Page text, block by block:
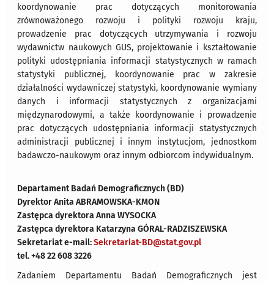
koordynowanie prac dotyczących monitorowania
zrównoważonego rozwoju i polityki rozwoju kraju,
prowadzenie prac dotyczących utrzymywania i rozwoju
wydawnictw naukowych GUS, projektowanie i kształtowanie
polityki udostępniania informacji statystycznych w ramach
statystyki publicznej, koordynowanie prac w zakresie
działalności wydawniczej statystyki, koordynowanie wymiany
danych i informacji statystycznych z organizacjami
międzynarodowymi, a także koordynowanie i prowadzenie
prac dotyczących udostępniania informacji statystycznych
administracji publicznej i innym instytucjom, jednostkom
badawczo-naukowym oraz innym odbiorcom indywidualnym.
Departament Badań Demograficznych (BD)
Dyrektor Anita ABRAMOWSKA-KMON
Zastępca dyrektora Anna WYSOCKA
Zastępca dyrektora Katarzyna GÓRAL-RADZISZEWSKA
Sekretariat e-mail:Sekretariat-BD@stat.gov.pl
tel. +48 22 608 3226
Zadaniem Departamentu Badań Demograficznych jest